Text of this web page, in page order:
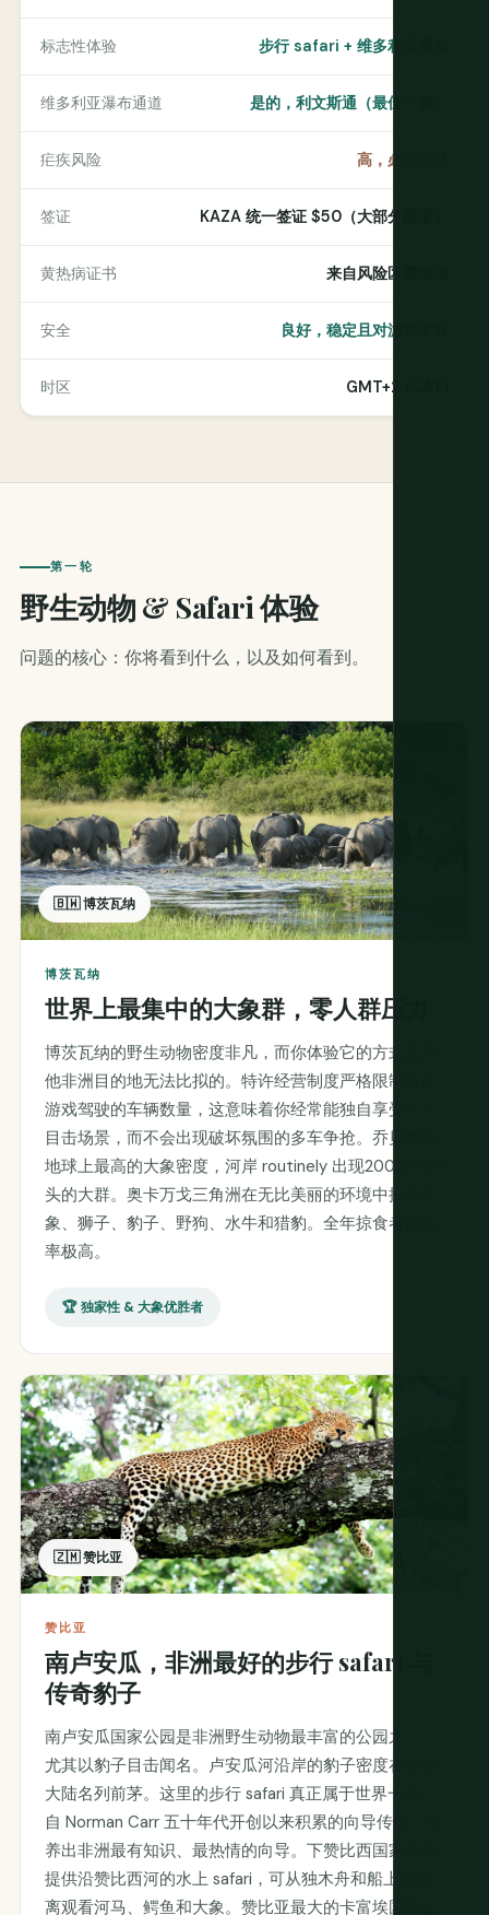
标志性体验 步行 safari + 维多利亚瀑布
维多利亚瀑布通道 是的，利文斯通（最佳一侧）
疟疾风险 高，必须预防
签证 KAZA 统一签证 $50（大部分国家）
黄热病证书 来自风险区需提供
安全 良好，稳定且对游客友好
时区 GMT+2 (CAT)
第一轮
野生动物 & Safari 体验
问题的核心：你将看到什么，以及如何看到。
🇧🇼 博茨瓦纳
博茨瓦纳
世界上最集中的大象群，零人群压力
博茨瓦纳的野生动物密度非凡，而你体验它的方式是其
他非洲目的地无法比拟的。特许经营制度严格限制每次
游戏驾驶的车辆数量，这意味着你经常能独自享受一个
目击场景，而不会出现破坏氛围的多车争抢。乔贝拥有
地球上最高的大象密度，河岸 routinely 出现200至300
头的大群。奥卡万戈三角洲在无比美丽的环境中提供大
象、狮子、豹子、野狗、水牛和猎豹。全年掠食者目击
率极高。
🏆 独家性 & 大象优胜者
🇿🇲 赞比亚
赞比亚
南卢安瓜，非洲最好的步行 safari 与
传奇豹子
南卢安瓜国家公园是非洲野生动物最丰富的公园之一，
尤其以豹子目击闻名。卢安瓜河沿岸的豹子密度在非洲
大陆名列前茅。这里的步行 safari 真正属于世界一流。
自 Norman Carr 五十年代开创以来积累的向导传统，培
养出非洲最有知识、最热情的向导。下赞比西国家公园
提供沿赞比西河的水上 safari，可从独木舟和船上近距
离观看河马、鳄鱼和大象。赞比亚最大的卡富埃国家公